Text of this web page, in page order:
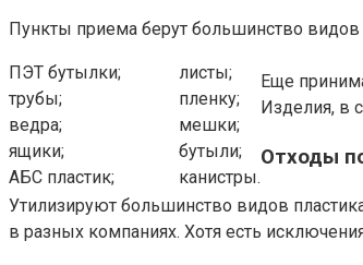
Пункты приема берут большинство
ПЭТ бутылки;
трубы;
ведра;
ящики;
АБС пластик;
листы;
пленку;
мешки;
бутыли;
канистры.
Еще
Изделия, в
Отходы
Утилизируют большинство видов
в разных компаниях. Хотя есть